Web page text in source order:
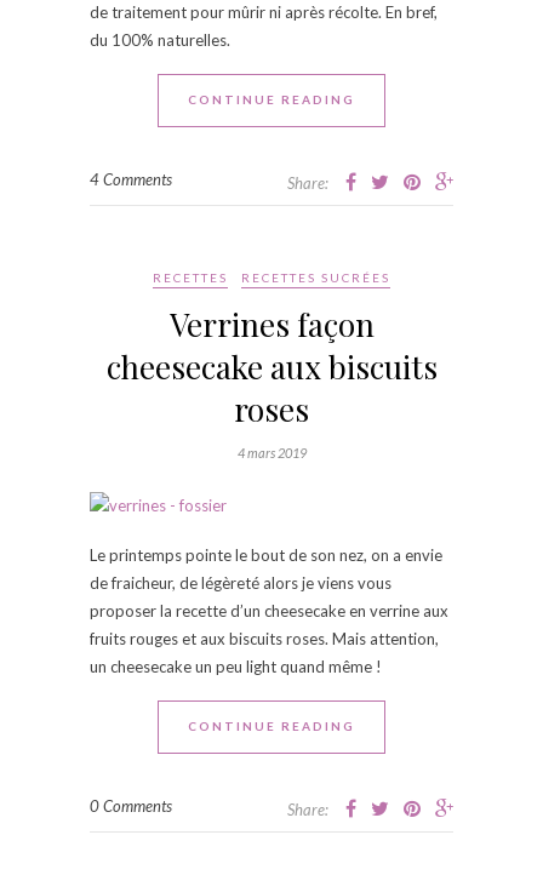
de traitement pour mûrir ni après récolte. En bref,
du 100% naturelles.
CONTINUE READING
4 Comments Share:
RECETTES RECETTES SUCRÉES
Verrines façon
cheesecake aux biscuits
roses
4 mars 2019
Le printemps pointe le bout de son nez, on a envie
de fraicheur, de légèreté alors je viens vous
proposer la recette d’un cheesecake en verrine aux
fruits rouges et aux biscuits roses. Mais attention,
un cheesecake un peu light quand même !
CONTINUE READING
0 Comments Share: